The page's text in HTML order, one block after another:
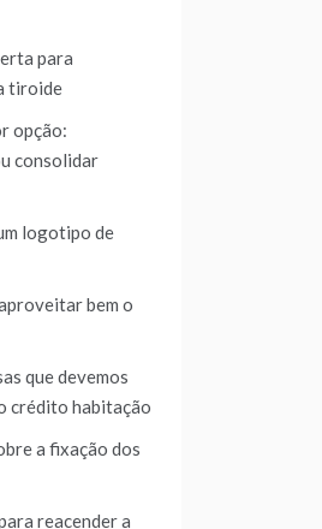
para
tiroide
opção:
consolidar
logotipo de
bem o
que devemos
crédito habitação
a fixação dos
reacender a